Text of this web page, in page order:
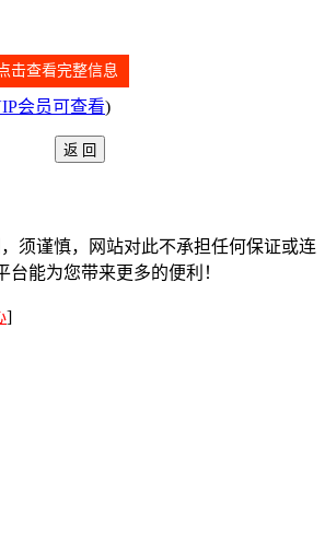
击查看完整信息
会员可查看)
须谨慎，网站对此不承担任何保证或连
台能为您带来更多的便利！
]